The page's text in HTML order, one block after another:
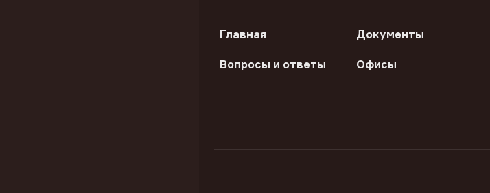
Главная Документы
Вопросы и ответы Офисы